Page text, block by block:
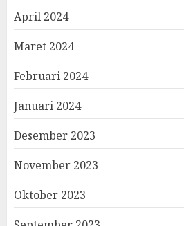
April 2024
Maret 2024
Februari 2024
Januari 2024
Desember 2023
November 2023
Oktober 2023